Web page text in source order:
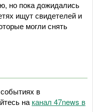
но пока дожидались
ищут свидетелей и
могли снять
в
на канал 47news в